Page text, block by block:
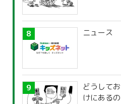
ニュース
どうして
けにあるの